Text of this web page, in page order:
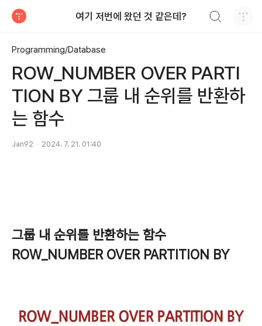
여기 저번에 왔던 것 같은데?
Programming/Database
ROW_NUMBER OVER PARTI
TION BY 그룹 내 순위를 반환하
는 함수
Jan92 2024. 7. 21. 01:40
그룹 내 순위를 반환하는 함수
ROW_NUMBER OVER PARTITION BY